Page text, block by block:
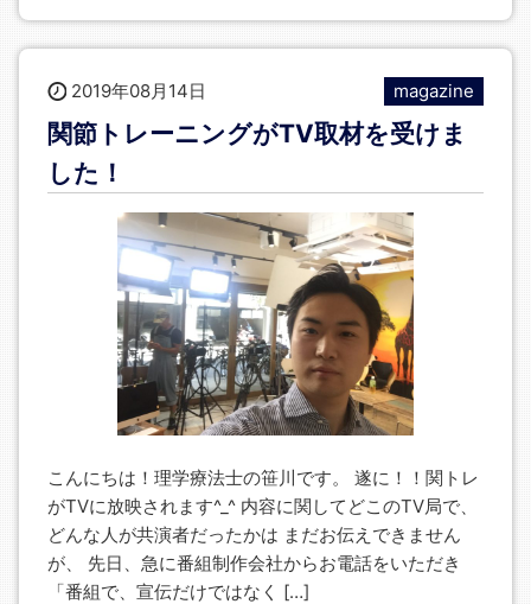
2019年08月14日 magazine
関節トレーニングがTV取材を受けま
した！
こんにちは！理学療法士の笹川です。 遂に！！関トレ
がTVに放映されます^_^ 内容に関してどこのTV局で、
どんな人が共演者だったかは まだお伝えできません
が、 先日、急に番組制作会社からお電話をいただき
「番組で、宣伝だけではなく […]